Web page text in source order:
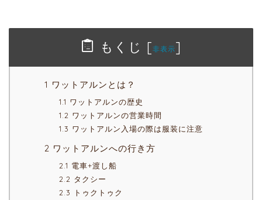
もくじ [非表示]
1 ワットアルンとは？
1.1 ワットアルンの歴史
1.2 ワットアルンの営業時間
1.3 ワットアルン入場の際は服装に注意
2 ワットアルンへの行き方
2.1 電車+渡し船
2.2 タクシー
2.3 トゥクトゥク